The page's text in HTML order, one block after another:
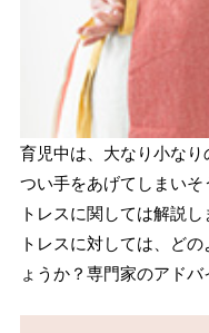
育児中は、大なり小なり
つい手をあげてしまい
トレスに関しては解説
トレスに対しては、ど
ょうか？専門家のアドバ